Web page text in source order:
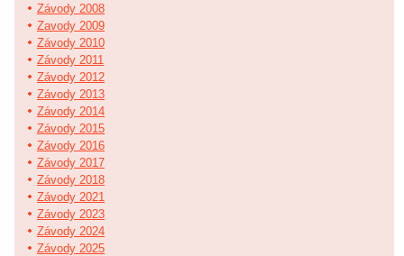
Závody 2008
Zavody 2009
Závody 2010
Závody 2011
Závody 2012
Závody 2013
Závody 2014
Závody 2015
Závody 2016
Závody 2017
Závody 2018
Závody 2021
Závody 2023
Závody 2024
Závody 2025